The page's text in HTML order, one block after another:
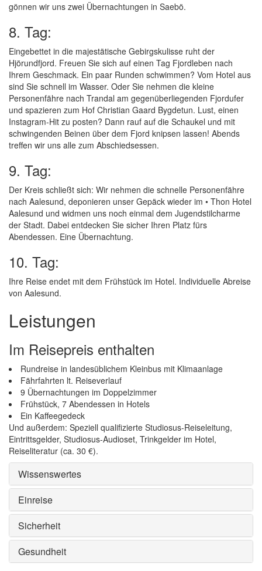
gönnen wir uns zwei Übernachtungen in Saebö.
8. Tag:
Eingebettet in die majestätische Gebirgskulisse ruht der
Hjörundfjord. Freuen Sie sich auf einen Tag Fjordleben nach
Ihrem Geschmack. Ein paar Runden schwimmen? Vom Hotel aus
sind Sie schnell im Wasser. Oder Sie nehmen die kleine
Personenfähre nach Trandal am gegenüberliegenden Fjordufer
und spazieren zum Hof Christian Gaard Bygdetun. Lust, einen
Instagram-Hit zu posten? Dann rauf auf die Schaukel und mit
schwingenden Beinen über dem Fjord knipsen lassen! Abends
treffen wir uns alle zum Abschiedsessen.
9. Tag:
Der Kreis schließt sich: Wir nehmen die schnelle Personenfähre
nach Aalesund, deponieren unser Gepäck wieder im • Thon Hotel
Aalesund und widmen uns noch einmal dem Jugendstilcharme
der Stadt. Dabei entdecken Sie sicher Ihren Platz fürs
Abendessen. Eine Übernachtung.
10. Tag:
Ihre Reise endet mit dem Frühstück im Hotel. Individuelle Abreise
von Aalesund.
Leistungen
Im Reisepreis enthalten
Rundreise in landesüblichem Kleinbus mit Klimaanlage
Fährfahrten lt. Reiseverlauf
9 Übernachtungen im Doppelzimmer
Frühstück, 7 Abendessen in Hotels
Ein Kaffeegedeck
Und außerdem: Speziell qualifizierte Studiosus-Reiseleitung,
Eintrittsgelder, Studiosus-Audioset, Trinkgelder im Hotel,
Reiseliteratur (ca. 30 €).
Wissenswertes
Einreise
Sicherheit
Gesundheit